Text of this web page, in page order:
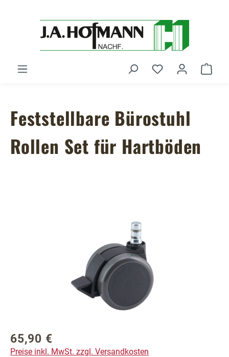
Du hast 0
Feststellbare Bürostuhl
Rollen Set für Hartböden
Regulärer Preis:
65,90 €
Preise inkl. MwSt. zzgl. Versandkosten